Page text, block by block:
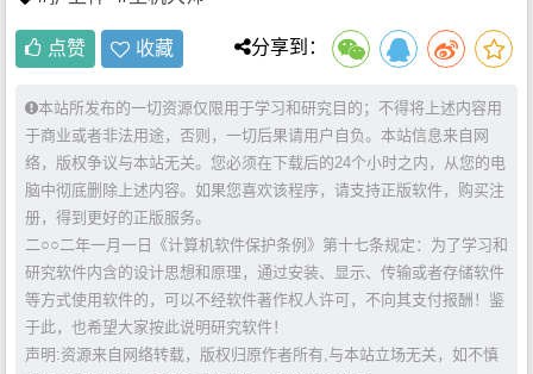
点赞 收藏 分享到：
本站所发布的一切资源仅限用于学习和研究目的；不得将上述内容用
于商业或者非法用途，否则，一切后果请用户自负。本站信息来自网
络，版权争议与本站无关。您必须在下载后的24个小时之内，从您的电
脑中彻底删除上述内容。如果您喜欢该程序，请支持正版软件，购买注
册，得到更好的正版服务。
二○○二年一月一日《计算机软件保护条例》第十七条规定：为了学习和
研究软件内含的设计思想和原理，通过安装、显示、传输或者存储软件
等方式使用软件的，可以不经软件著作权人许可，不向其支付报酬！鉴
于此，也希望大家按此说明研究软件！
声明:资源来自网络转载，版权归原作者所有,与本站立场无关，如不慎